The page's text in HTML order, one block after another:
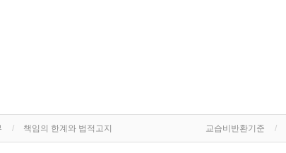
책임의 한계와 법적고지 교습비반환기준